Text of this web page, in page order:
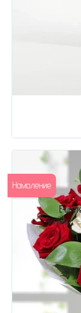
Намаление